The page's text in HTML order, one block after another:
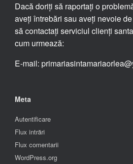
Dacă doriți să raportați o
aveți întrebări sau aveți nevoie
să contactați serviciul clienți
cum urmează:
E-mail:
Meta
Autentificare
Flux intrări
Flux comentarii
WordPress.org